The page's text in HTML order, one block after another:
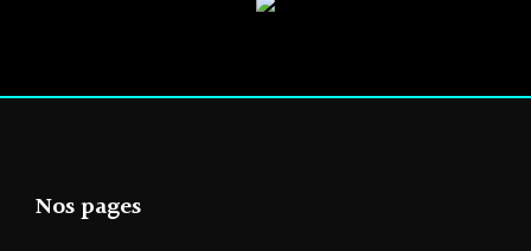
Nos pages